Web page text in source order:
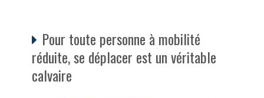
Pour toute personne à mobilité
réduite, se déplacer est un véritable
calvaire